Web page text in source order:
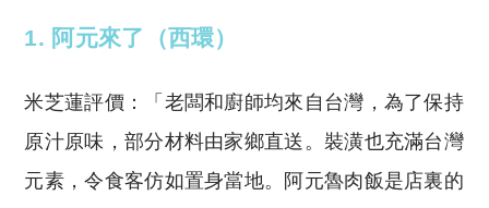
1. 阿元來了（西環）
米芝蓮評價：「老闆和廚師均來自台灣，為了保持
原汁原味，部分材料由家鄉直送。裝潢也充滿台灣
元素，令食客仿如置身當地。阿元魯肉飯是店裏的